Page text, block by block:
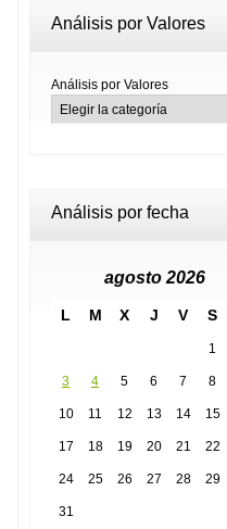
Análisis por Valores
Análisis por Valores
Análisis por fecha
agosto 2026
L M X J V S
1
3 4 5 6 7 8
10 11 12 13 14 15
17 18 19 20 21 22
24 25 26 27 28 29
31